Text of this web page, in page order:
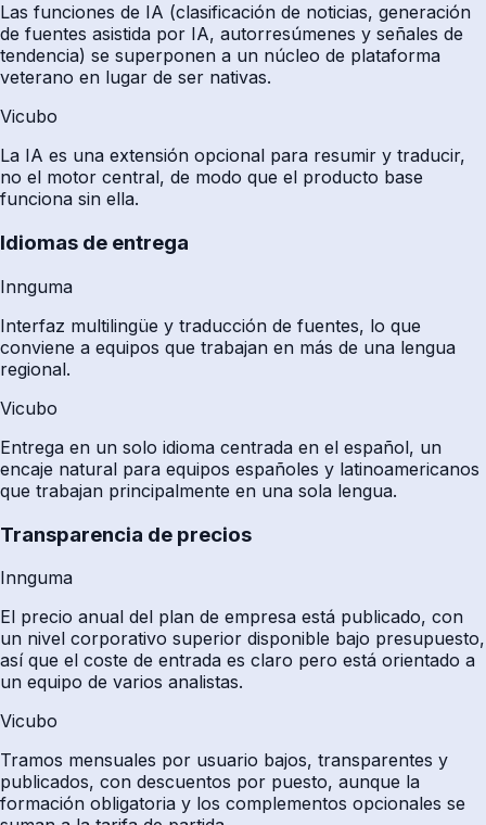
Las funciones de IA (clasificación de noticias, generación
de fuentes asistida por IA, autorresúmenes y señales de
tendencia) se superponen a un núcleo de plataforma
veterano en lugar de ser nativas.
Vicubo
La IA es una extensión opcional para resumir y traducir,
no el motor central, de modo que el producto base
funciona sin ella.
Idiomas de entrega
Innguma
Interfaz multilingüe y traducción de fuentes, lo que
conviene a equipos que trabajan en más de una lengua
regional.
Vicubo
Entrega en un solo idioma centrada en el español, un
encaje natural para equipos españoles y latinoamericanos
que trabajan principalmente en una sola lengua.
Transparencia de precios
Innguma
El precio anual del plan de empresa está publicado, con
un nivel corporativo superior disponible bajo presupuesto,
así que el coste de entrada es claro pero está orientado a
un equipo de varios analistas.
Vicubo
Tramos mensuales por usuario bajos, transparentes y
publicados, con descuentos por puesto, aunque la
formación obligatoria y los complementos opcionales se